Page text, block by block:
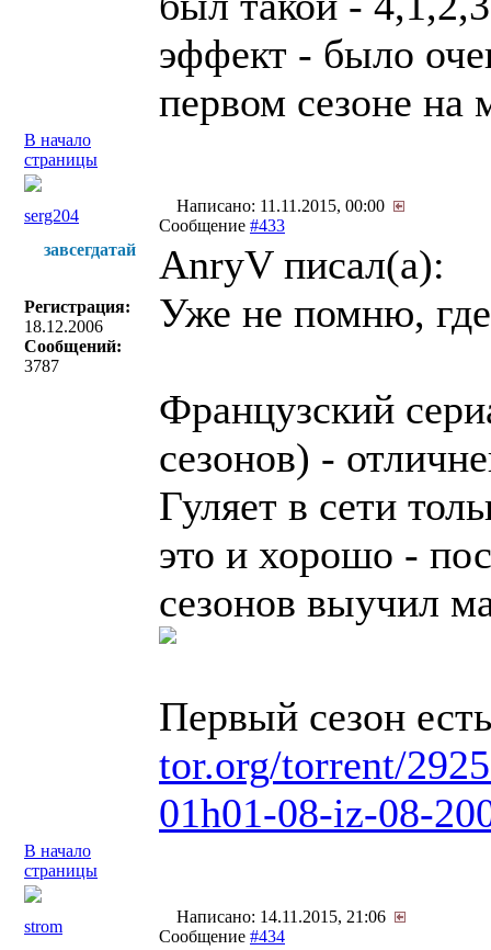
эффект - было
первом сезоне на
В начало
страницы
serg204
Написано: 11.11.2015, 00:00
Сообщение #433
завсегдатай
Регистрация:
18.12.2006
Сообщений:
3787
AnryV писал(a):
Уже не помню, где
Французский
сезонов) -
Гуляет в сети
это и хорошо -
сезонов выучил
Первый сезон
tor.org/torrent/
01h01-08-iz-08-
В начало
страницы
strom
Написано: 14.11.2015, 21:06
Сообщение #434